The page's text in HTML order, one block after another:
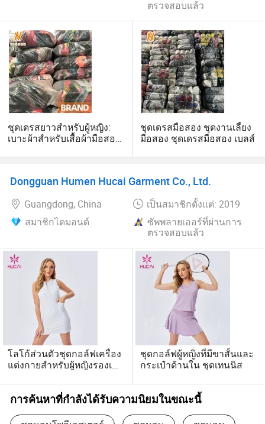
ตรวจสอบแล้ว
ชุดเดรสยาวสำหรับผู้หญิง:
เบาะผ้าสำหรับเสื้อผ้ามือสอง
อาณาจักร, สินค้าแบรนด์มือ
ชุดเดรสมือสอง ชุดงานเลี้ยง
มือสอง ชุดเดรสมือสอง เบลส์
Dongguan Humen Hucai Garment Co., Ltd.
Guangdong, China
เป็นสมาชิกตั้งแต่: 2019
สมาชิกไดมอนด์
ซัพพลายเออร์ที่ผ่านการ
ตรวจสอบแล้ว
โลโก้ส่วนตัวชุดกอล์ฟเครื่อง
แต่งกายสำหรับผู้หญิงรองเท้า
ชุดกอล์ฟผู้หญิงที่มีขาสั้นและ
กระเป๋าด้านใน ชุดเทนนิส
การค้นหาที่กำลังได้รับความนิยมในขณะนี้